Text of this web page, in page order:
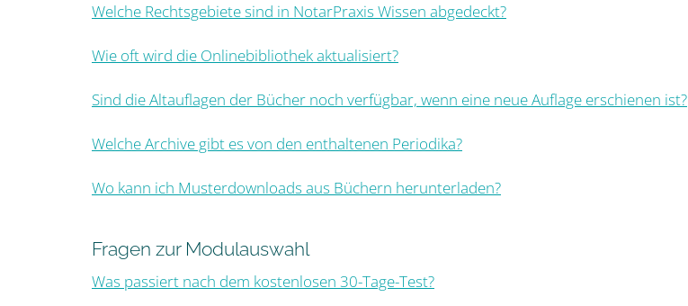
Welche Rechtsgebiete sind in NotarPraxis Wissen abgedeckt?
Wie oft wird die Onlinebibliothek aktualisiert?
Sind die Altauflagen der Bücher noch verfügbar, wenn eine neue Auflage erschienen ist?
Welche Archive gibt es von den enthaltenen Periodika?
Wo kann ich Musterdownloads aus Büchern herunterladen?
Fragen zur Modulauswahl
Was passiert nach dem kostenlosen 30-Tage-Test?